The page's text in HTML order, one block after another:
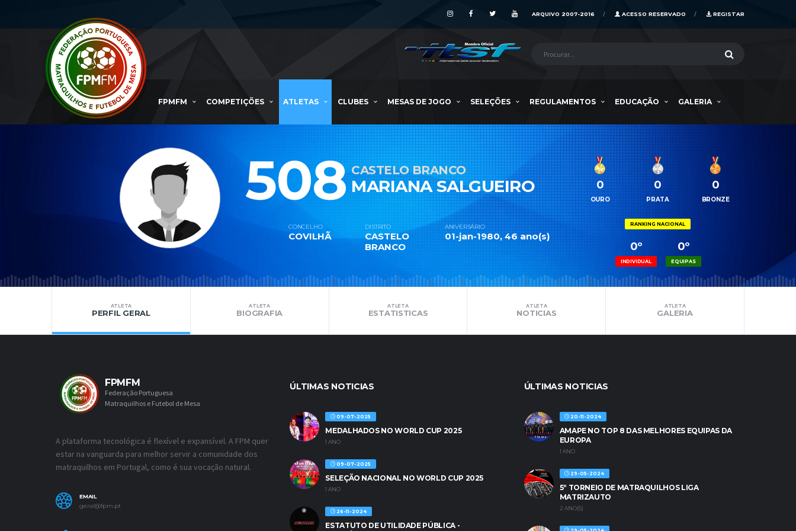
REGISTAR
ACESSO RESERVADO
ARQUIVO 2007-2016
FPMFM COMPETIÇÕES ATLETAS CLUBES MESAS DE JOGO SELEÇÕES REGULAMENTOS EDUCAÇÃO GALERIA
508 CASTELO BRANCO
MARIANA SALGUEIRO
CONCELHO
COVILHÃ
DISTRITO
CASTELO
BRANCO
ANIVERSÁRIO
01-jan-1980, 46 ano(s)
0
OURO
0
PRATA
0
BRONZE
RANKING NACIONAL
0º
EQUIPAS
0º
INDIVIDUAL
ATLETA
PERFIL GERAL
ATLETA
BIOGRAFIA
ATLETA
ESTATISTICAS
ATLETA
NOTICIAS
ATLETA
GALERIA
FPMFM
Federação Portuguesa
Matraquilhos e Futebol de Mesa
A plataforma tecnológica é flexível e expansível. A FPM quer
estar na vanguarda para melhor servir a comunidade dos
matraquilhos em Portugal, como é sua vocação natural.
EMAIL
geral@fpm.pt
ÚLTIMAS NOTICIAS
09-07-2025
MEDALHADOS NO WORLD CUP 2025
1 ANO
09-07-2025
SELEÇÃO NACIONAL NO WORLD CUP 2025
1 ANO
26-11-2024
ESTATUTO DE UTILIDADE PÚBLICA -
ÚLTIMAS NOTICIAS
20-11-2024
AMAPE NO TOP 8 DAS MELHORES EQUIPAS DA
EUROPA
1 ANO
29-05-2024
5º TORNEIO DE MATRAQUILHOS LIGA
MATRIZAUTO
2 ANO(S)